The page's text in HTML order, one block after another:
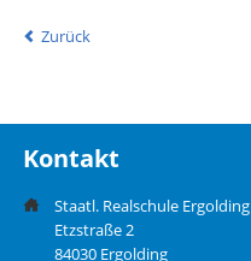
Zurück
Kontakt
Staatl. Realschule Ergolding
Etzstraße 2
84030 Ergolding